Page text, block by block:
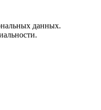
данных.